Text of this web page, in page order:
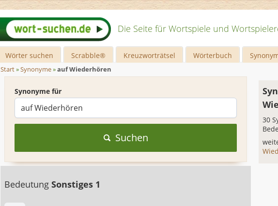
Die Seite für Wortspiele und
Wörter suchen Scrabble® Kreuzworträtsel Wörterbuch
Start»Synonyme»auf Wiederhören
Synonyme für
Suchen
Bedeutung Sonstiges 1
30